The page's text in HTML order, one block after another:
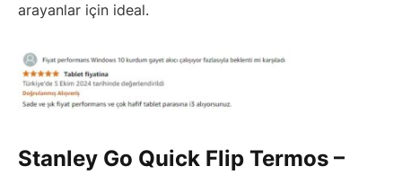
arayanlar için ideal.
Stanley Go Quick Flip Termos –